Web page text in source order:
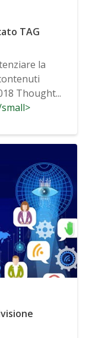
TAG
la
Thought...